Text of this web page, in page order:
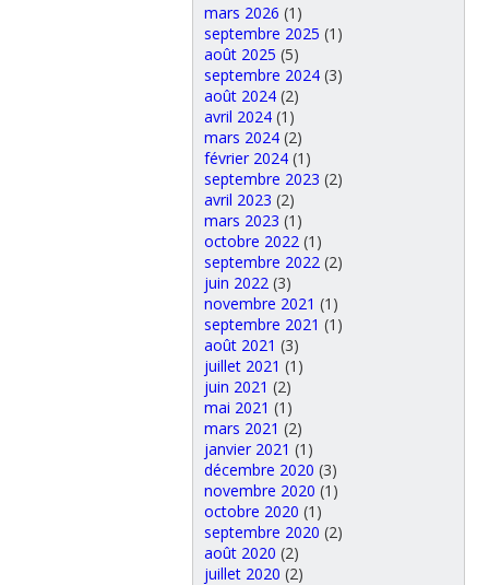
mars 2026 (1)
septembre 2025 (1)
août 2025 (5)
septembre 2024(3)
août 2024(2)
avril 2024(1)
mars 2024(2)
février 2024(1)
septembre 2023 (2)
avril 2023 (2)
mars 2023 (1)
octobre 2022 (1)
septembre 2022 (2)
juin 2022 (3)
novembre 2021 (1)
septembre 2021 (1)
août 2021 (3)
juillet 2021 (1)
juin 2021 (2)
mai 2021 (1)
mars 2021 (2)
janvier 2021 (1)
décembre 2020 (3)
novembre 2020 (1)
octobre 2020 (1)
septembre 2020 (2)
août 2020 (2)
juillet 2020 (2)